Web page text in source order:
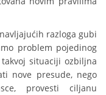
razloga gubi
problem pojedinog
situaciji ozbiljna
nove presude, nego
provesti ciljanu